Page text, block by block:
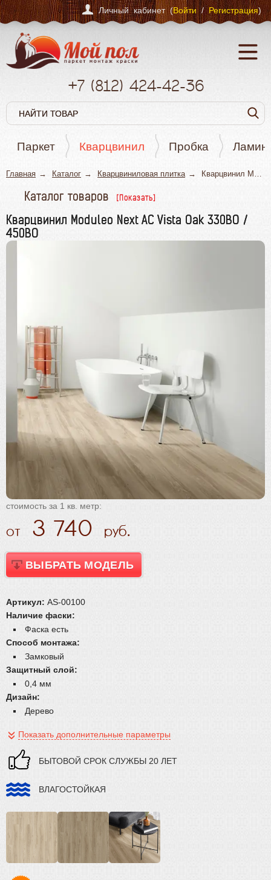
Личный кабинет (Войти/Регистрация)
+7 (812) 424-42-36
Паркет Кварцвинил Пробка
Главная Каталог Кварцвиниловая плитка Кварцвинил Moduleo Next AC Vista Oak 330BO / 450BO
Каталог товаров
Паркет
Кварцвинил
Инструмент и расходные материалы
Кварцвинил Moduleo Next AC Vista Oak 330BO /
450BO
стоимость за 1 кв. метр:
3 740
ВЫБРАТЬ МОДЕЛЬ
Артикул: AS-00100
Наличие фаски:
Фаска есть
Способ монтажа:
Замковый
Защитный слой:
0,4 мм
Дизайн:
Дерево
Показать дополнительные параметры
БЫТОВОЙ СРОК СЛУЖБЫ 20 ЛЕТ
ВЛАГОСТОЙКАЯ